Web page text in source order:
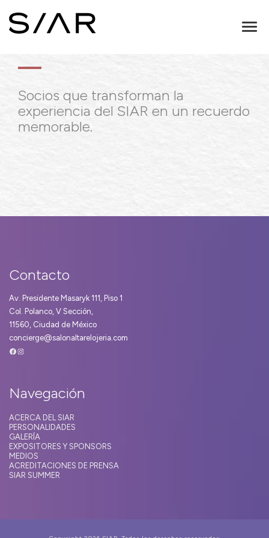
Socios que transforman la
experiencia del SIAR en un recuerdo
memorable.
Contacto
Av. Presidente Masaryk 111, Piso 1
Col. Polanco, V Sección,
11560, Ciudad de México
concierge@salonaltarelojeria.com
Facebook
Instagram
Navegación
ACERCA DEL SIAR
PERSONALIDADES
GALERÍA
EXPOSITORES Y SPONSORS
MEDIOS
ACREDITACIONES DE PRENSA
SIAR SUMMER